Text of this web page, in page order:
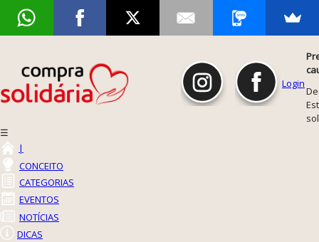
Login
☰
|
CONCEITO
CATEGORIAS
EVENTOS
NOTÍCIAS
DICAS